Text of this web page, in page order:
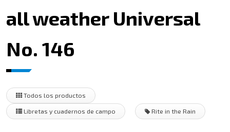
all weather Universal
No. 146
Todos los productos
Libretas y cuadernos de campo Rite in the Rain